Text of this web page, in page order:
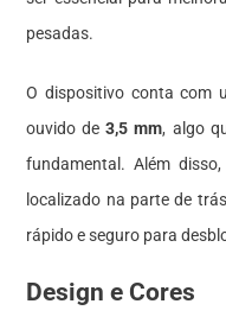
pesadas.
O dispositivo conta com
ouvido de3,5 mm, algo
fundamental. Além
localizado na parte de
rápido e seguro para
Design e Cores